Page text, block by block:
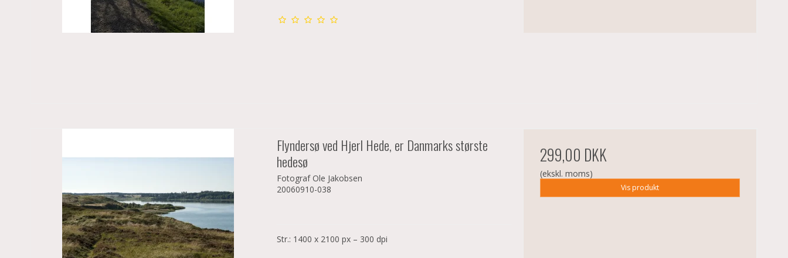
Flyndersø ved Hjerl Hede, er Danmarks største
hedesø
Fotograf Ole Jakobsen
20060910-038
Str.: 1400 x 2100 px – 300 dpi
299,00 DKK
(ekskl. moms)
Vis produkt